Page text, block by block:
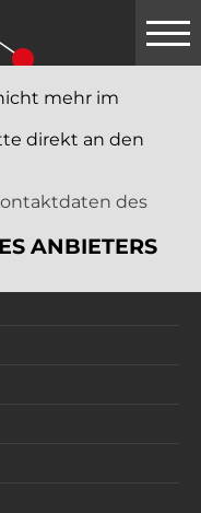
mehr im
direkt an den
des
ANBIETERS